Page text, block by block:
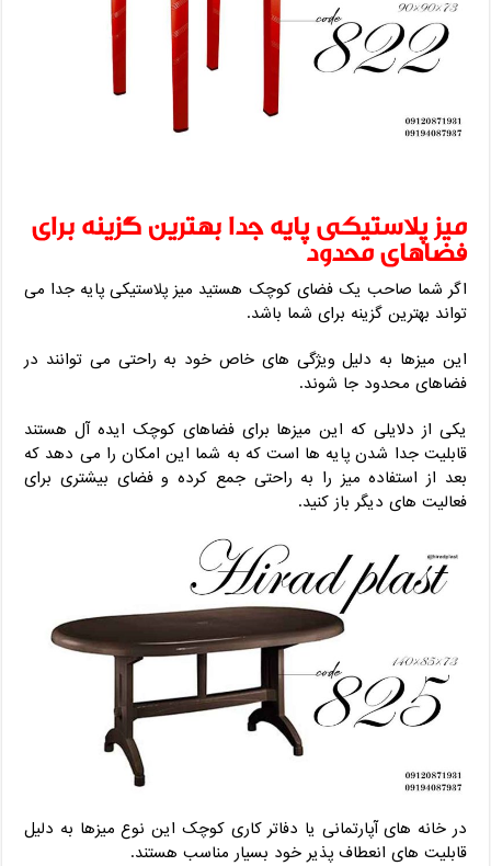
میز پلاستیکی پایه جدا بهترین گزینه برای
فضاهای محدود
اگر شما صاحب یک فضای کوچک هستید میز پلاستیکی پایه جدا می
تواند بهترین گزینه برای شما باشد.
این میزها به دلیل ویژگی های خاص خود به راحتی می توانند در
فضاهای محدود جا شوند.
یکی از دلایلی که این میزها برای فضاهای کوچک ایده آل هستند
قابلیت جدا شدن پایه ها است که به شما این امکان را می دهد که
بعد از استفاده میز را به راحتی جمع کرده و فضای بیشتری برای
فعالیت های دیگر باز کنید.
در خانه های آپارتمانی یا دفاتر کاری کوچک این نوع میزها به دلیل
قابلیت های انعطاف پذیر خود بسیار مناسب هستند.